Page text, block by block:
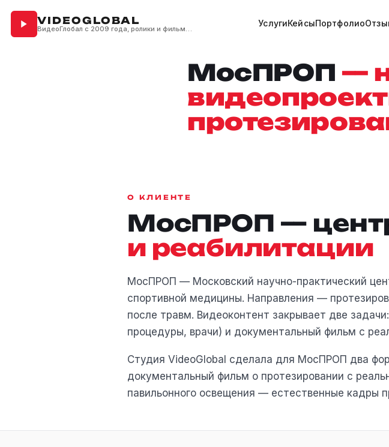
VIDEOGLOBAL
ВидеоГлобал с 2009 года, ролики и фильмы для бизнеса
УслугиКейсыПортфолио
МосПРОП —
О КЛИЕНТЕ
МосПРОП —
и реабилитации
МосПРОП — Московский научно-практический
спортивной медицины. Направления —
после травм. Видеоконтент закрывает две
процедуры, врачи) и документальный фильм с
Студия VideoGlobal сделала для МосПРОП два
документальный фильм о протезировании с
павильонного освещения — естественные кадры